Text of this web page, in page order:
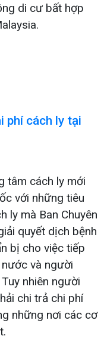
di cư bất hợp
phí cách ly tại
tâm cách ly mới
với những tiêu
ly mà Ban Chuyên
quyết dịch bệnh
bị cho việc tiếp
và người
nhiên người
chi trả chi phí
những nơi các cơ